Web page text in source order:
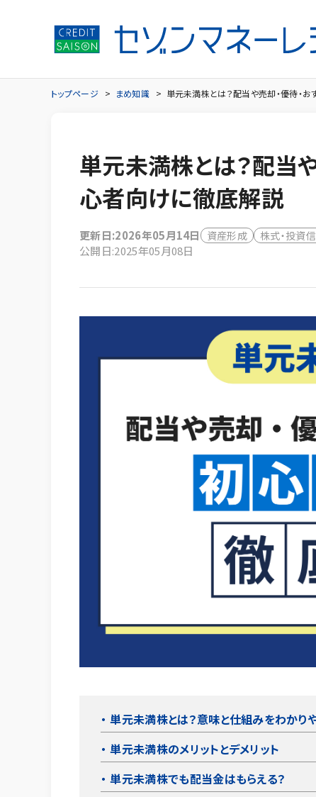
トップページ まめ知識 単元未満株とは？配当や売却・優待・
単元未満株とは？配当
心者向けに徹底解説
更新日:2026年05月14日
公開日:2025年05月08日
資産形成 株式・投資
単元未満株とは？意味と仕組みをわかり
単元未満株のメリットとデメリット
単元未満株でも配当金はもらえる？